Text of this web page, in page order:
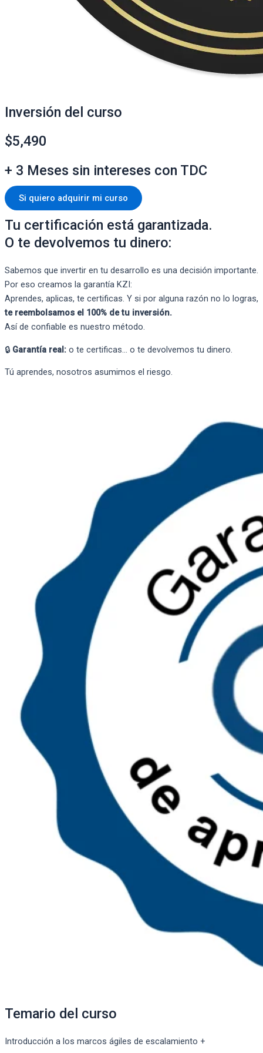
Inversión del curso
$5,490
+ 3 Meses sin intereses con TDC
Si quiero adquirir mi curso
Tu certificación está garantizada.
O te devolvemos tu dinero:
Sabemos que invertir en tu desarrollo es una decisión importante.
Por eso creamos la garantía KZI:
Aprendes, aplicas, te certificas. Y si por alguna razón no lo logras,
te reembolsamos el 100% de tu inversión.
Así de confiable es nuestro método.
🔒 Garantía real: o te certificas… o te devolvemos tu dinero.
Tú aprendes, nosotros asumimos el riesgo.
Temario del curso
Introducción a los marcos ágiles de escalamiento +